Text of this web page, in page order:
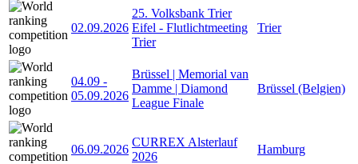
02.09.2026
25. Volksbank Trier
Eifel - Flutlichtmeeting
Trier
Trier
04.09 -
05.09.2026
Brüssel | Memorial van
Damme | Diamond
League Finale
Brüssel (Belgien)
06.09.2026
CURREX Alsterlauf
2026
Hamburg